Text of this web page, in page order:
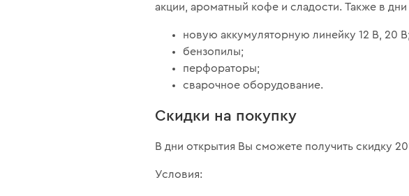
акции, ароматный кофе и сладости. Также в
новую аккумуляторную линейку 12 В, 20 В;
бензопилы;
перфораторы;
сварочное оборудование.
Скидки на покупку
В дни открытия Вы сможете получить скидку
Условия: